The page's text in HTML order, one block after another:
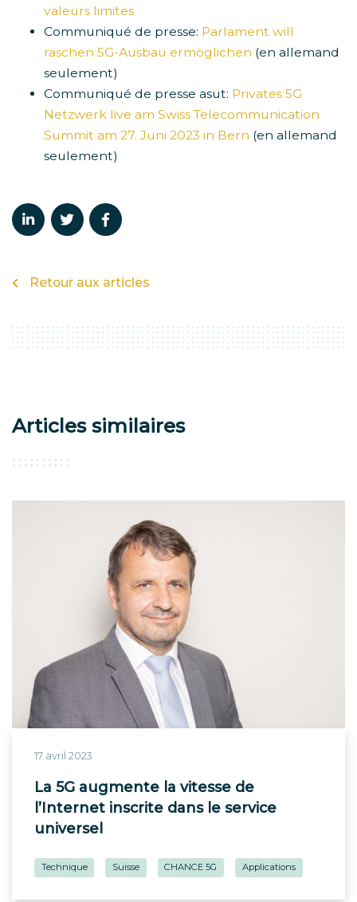
valeurs limites
Communiqué de presse: Parlament will
raschen 5G-Ausbau ermöglichen (en allemand
seulement)
Communiqué de presse asut: Privates 5G
Netzwerk live am Swiss Telecommunication
Summit am 27. Juni 2023 in Bern (en allemand
seulement)
Retour aux articles
Articles similaires
17 avril 2023
La 5G augmente la vitesse de
l’Internet inscrite dans le service
universel
Technique Suisse CHANCE 5G Applications